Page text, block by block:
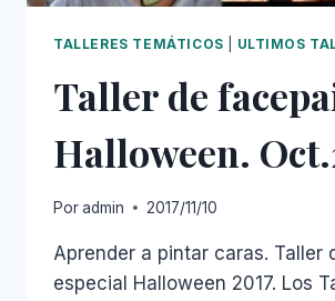
TALLERES TEMÁTICOS ULTIMOS
Taller de
Halloween.
Poradmin 2017/11/10
Aprender a pintar caras. Taller
especial Halloween 2017. Los